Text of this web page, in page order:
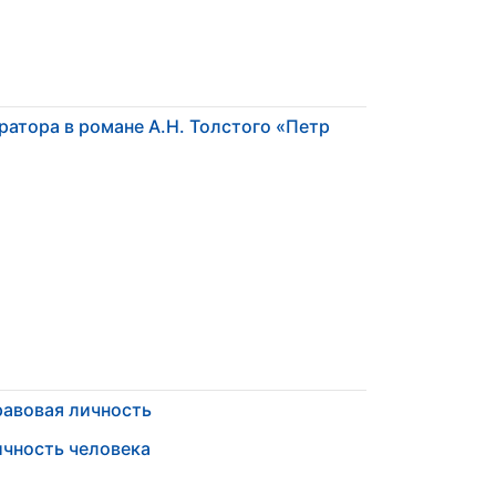
в романе А.Н. Толстого «Петр
личность
человека